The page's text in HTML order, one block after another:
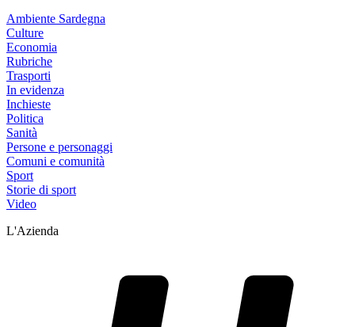
Ambiente Sardegna
Culture
Economia
Rubriche
Trasporti
In evidenza
Inchieste
Politica
Sanità
Persone e personaggi
Comuni e comunità
Sport
Storie di sport
Video
L'Azienda